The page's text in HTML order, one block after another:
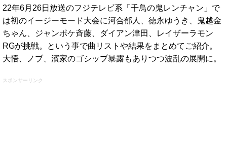
22年6月26日放送のフジテレビ系「千鳥の鬼レンチャン」で
は初のイージーモード大会に河合郁人、徳永ゆうき、鬼越金
ちゃん、ジャンポケ斉藤、ダイアン津田、レイザーラモン
RGが挑戦。という事で曲リストや結果をまとめてご紹介。
大悟、ノブ、濱家のゴシップ暴露もありつつ波乱の展開に。
スポンサーリンク